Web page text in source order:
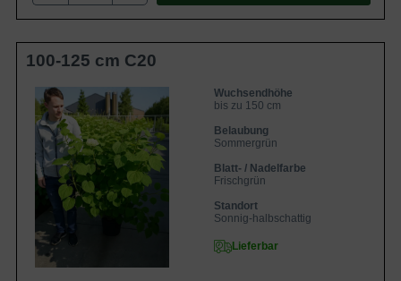
100-125 cm C20
Wuchsendhöhe
bis zu 150 cm
Belaubung
Sommergrün
Blatt- / Nadelfarbe
Frischgrün
Standort
Sonnig-halbschattig
Lieferbar